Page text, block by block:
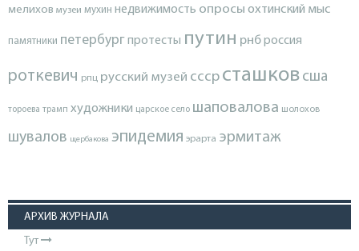
мелихов музеи мухин недвижимость опросы охтинский мыс
памятники петербургпротесты путин рнброссия
роткевич рпц русский музей ссср сташков сша
тороева трамп художники царское село шаповалова шолохов
шувалов щербакова эпидемия эрарта эрмитаж
АРХИВ ЖУРНАЛА
Тут